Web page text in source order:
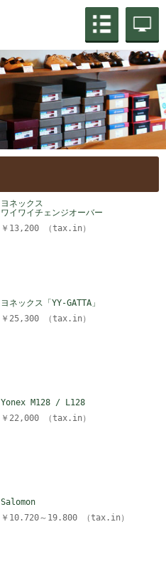
ヨネックス
ワイワイチェンジオーバー
￥13,200 （tax.in）
ヨネックス「YY-GATTA」
￥25,300 （tax.in）
Yonex M128 / L128
￥22,000 （tax.in）
Salomon
￥10.720～19.800 （tax.in）